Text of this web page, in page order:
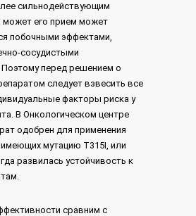
сильнодействующим
может его прием может
побочными эффектами,
сосудистыми
перед решением о
следует взвесить все
факторы риска у
В Онкологическом центре
одобрен для применения
мутацию T315I, или
развилась устойчивость к
сравним с